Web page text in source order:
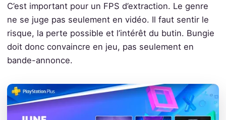
C’est important pour un FPS d’extraction. Le genre
ne se juge pas seulement en vidéo. Il faut sentir le
risque, la perte possible et l’intérêt du butin. Bungie
doit donc convaincre en jeu, pas seulement en
bande-annonce.